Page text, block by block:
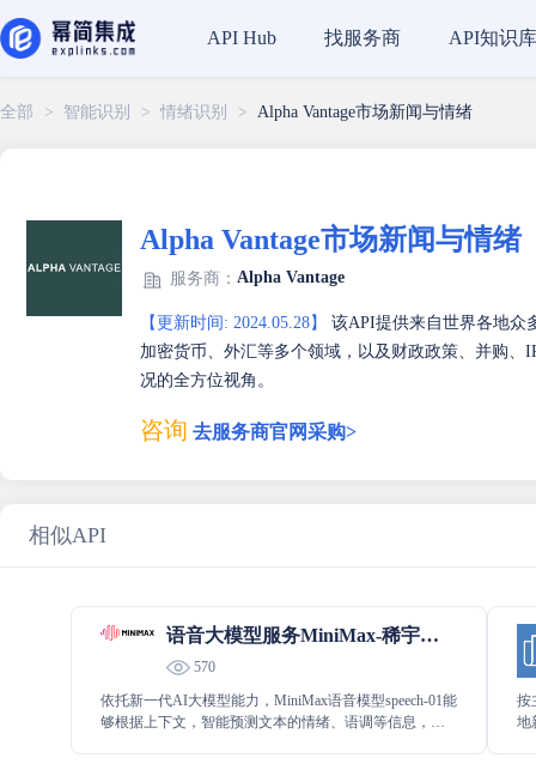
API Hub 找服务商 API知识库
全部 > 智能识别 > 情绪识别 > Alpha Vantage市场新闻与情绪
Alpha Vantage市场新闻与情绪
服务商： Alpha Vantage
【更新时间: 2024.05.28】
该API提供来自世界各地众
加密货币、外汇等多个领域，以及财政政策、并购
况的全方位视角。
咨询 去服务商官网采购>
相似API
语音大模型服务MiniMax-稀宇科技
570
依托新一代AI大模型能力，MiniMax语音模型speech-01能
够根据上下文，智能预测文本的情绪、语调等信息，并
按
地